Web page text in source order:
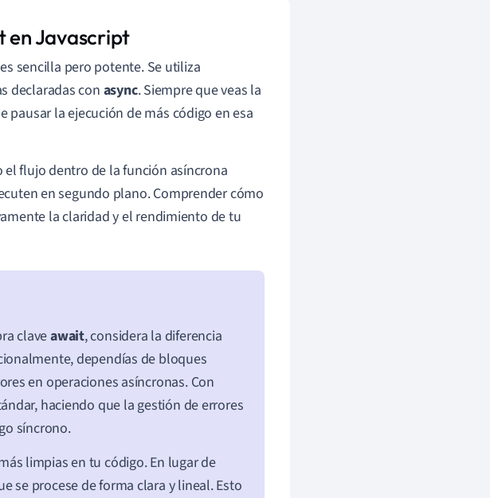
en Javascript
sencilla pero potente. Se utiliza
declaradas con async. Siempre que veas la
pausar la ejecución de más código en esa
flujo dentro de la función asíncrona
en segundo plano. Comprender cómo
la claridad y el rendimiento de tu
claveawait, considera la diferencia
dependías de bloques
en operaciones asíncronas. Con
haciendo que la gestión de errores
síncrono.
limpias en tu código. En lugar de
se procese de forma clara y lineal. Esto